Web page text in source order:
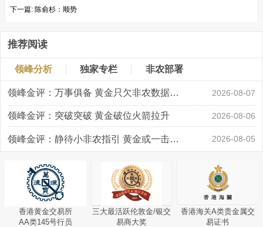
下一篇: 陈俞杉：顺势
推荐阅读
领峰分析 独家专栏 非农部署
领峰金评：万事俱备 黄金只欠非农数据“东风” 2026-08-07
领峰金评：突破突破 黄金破位火箭拉升 2026-08-06
领峰金评：静待小非农指引 黄金或一击破局 2026-08-05
香港黄金交易所
AA类145号行员
三大最活跃伦敦金/银交
易商大奖
香港海关A类贵金属交
易证书